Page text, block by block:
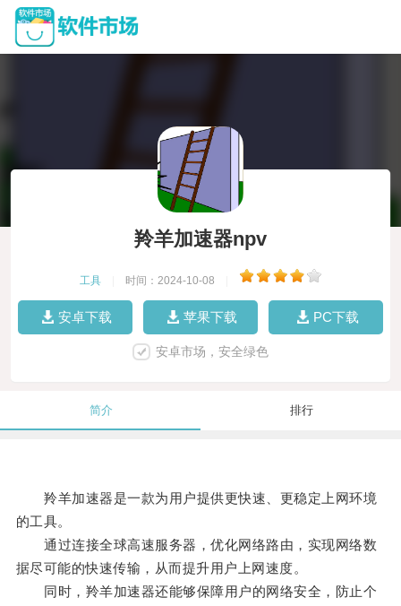
羚羊加速器npv
工具 时间：2024-10-08
安卓下载 苹果下载 PC下载
安卓市场，安全绿色
简介 排行
羚羊加速器是一款为用户提供更快速、更稳定上网环境
的工具。
通过连接全球高速服务器，优化网络路由，实现网络数
据尽可能的快速传输，从而提升用户上网速度。
同时，羚羊加速器还能够保障用户的网络安全，防止个